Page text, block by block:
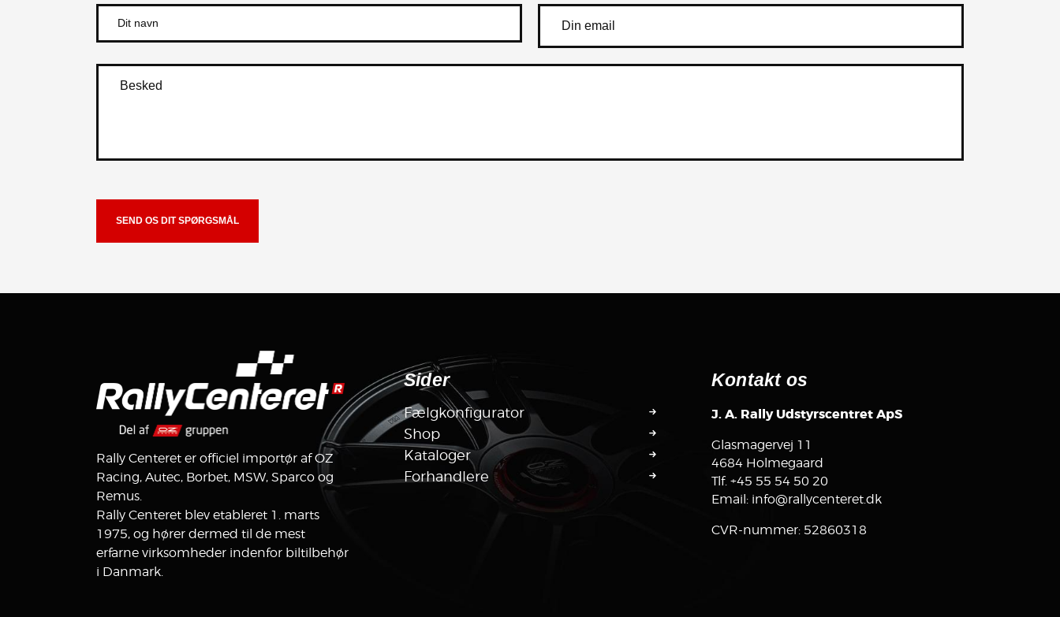
Rally Centeret er officiel importør af OZ
Racing, Autec, Borbet, MSW, Sparco og
Remus.
Rally Centeret blev etableret 1. marts
1975, og hører dermed til de mest
erfarne virksomheder indenfor biltilbehør
i Danmark.
Sider
Fælgkonfigurator
Shop
Kataloger
Forhandlere
Kontakt os
J. A. Rally Udstyrscentret ApS
Glasmagervej 11
4684 Holmegaard
Tlf. +45 55 54 50 20
Email: info@rallycenteret.dk
CVR-nummer: 52860318